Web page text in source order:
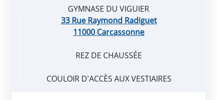
GYMNASE DU VIGUIER
33 Rue Raymond Radiguet
11000 Carcassonne
REZ DE CHAUSSÉE
COULOIR D'ACCÈS AUX VESTIAIRES